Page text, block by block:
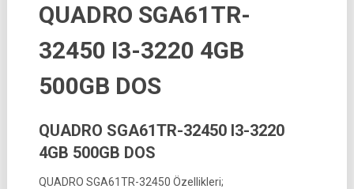
QUADRO SGA61TR-
32450 I3-3220 4GB
500GB DOS
QUADRO SGA61TR-32450 I3-3220
4GB 500GB DOS
QUADRO SGA61TR-32450 Özellikleri;